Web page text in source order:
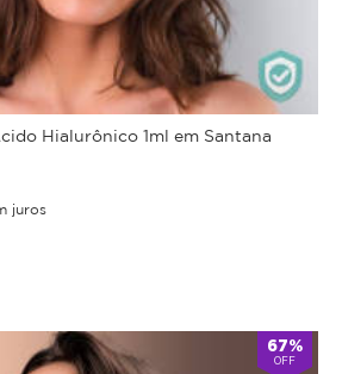
Hialurônico 1ml em Santana
juros
67%
OFF